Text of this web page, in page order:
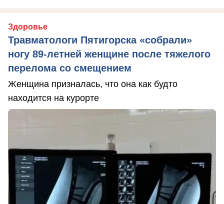
Здоровье
Травматологи Пятигорска «собрали»
ногу 89-летней женщине после тяжелого
перелома со смещением
Женщина призналась, что она как будто
находится на курорте